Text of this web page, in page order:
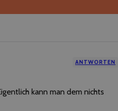
ANTWORTEN
kann man dem nichts